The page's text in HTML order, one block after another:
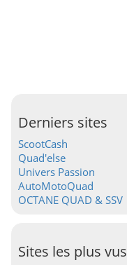
Derniers sites
ScootCash
Quad'else
Univers Passion
AutoMotoQuad
OCTANE QUAD & SSV
Sites les plus vus